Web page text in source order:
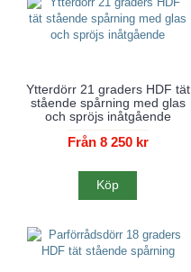
Ytterdörr 21 graders HDF tät
stående spårning med glas
och spröjs inåtgående
Från 8 250 kr
Köp